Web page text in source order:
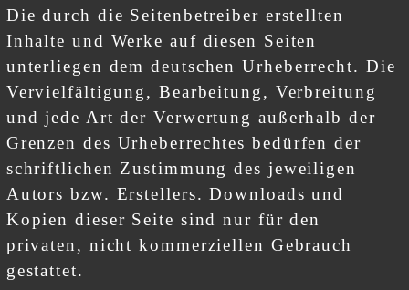
Die durch die Seitenbetreiber erstellten
Inhalte und Werke auf diesen Seiten
unterliegen dem deutschen Urheberrecht. Die
Vervielfältigung, Bearbeitung, Verbreitung
und jede Art der Verwertung außerhalb der
Grenzen des Urheberrechtes bedürfen der
schriftlichen Zustimmung des jeweiligen
Autors bzw. Erstellers. Downloads und
Kopien dieser Seite sind nur für den
privaten, nicht kommerziellen Gebrauch
gestattet.